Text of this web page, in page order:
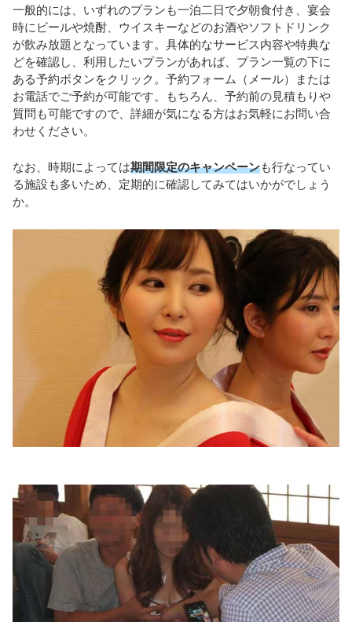
一般的には、いずれのプランも一泊二日で夕朝食付き、宴会
時にビールや焼酎、ウイスキーなどのお酒やソフトドリンク
が飲み放題となっています。具体的なサービス内容や特典な
どを確認し、利用したいプランがあれば、プラン一覧の下に
ある予約ボタンをクリック。予約フォーム（メール）または
お電話でご予約が可能です。もちろん、予約前の見積もりや
質問も可能ですので、詳細が気になる方はお気軽にお問い合
わせください。
なお、時期によっては期間限定のキャンペーンも行なってい
る施設も多いため、定期的に確認してみてはいかがでしょう
か。